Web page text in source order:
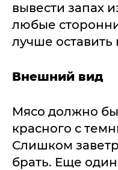
вывести запах
любые
лучше оставить
Внешний вид
Мясо должно
красного с
Слишком
брать. Еще